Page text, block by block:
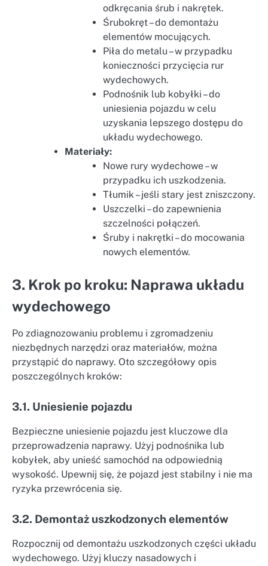
odkręcania śrub i nakrętek.
Śrubokręt – do demontażu
elementów mocujących.
Piła do metalu – w przypadku
konieczności przycięcia rur
wydechowych.
Podnośnik lub kobyłki – do
uniesienia pojazdu w celu
uzyskania lepszego dostępu do
układu wydechowego.
Materiały:
Nowe rury wydechowe – w
przypadku ich uszkodzenia.
Tłumik – jeśli stary jest zniszczony.
Uszczelki – do zapewnienia
szczelności połączeń.
Śruby i nakrętki – do mocowania
nowych elementów.
3. Krok po kroku: Naprawa układu
wydechowego
Po zdiagnozowaniu problemu i zgromadzeniu
niezbędnych narzędzi oraz materiałów, można
przystąpić do naprawy. Oto szczegółowy opis
poszczególnych kroków:
3.1. Uniesienie pojazdu
Bezpieczne uniesienie pojazdu jest kluczowe dla
przeprowadzenia naprawy. Użyj podnośnika lub
kobyłek, aby unieść samochód na odpowiednią
wysokość. Upewnij się, że pojazd jest stabilny i nie ma
ryzyka przewrócenia się.
3.2. Demontaż uszkodzonych elementów
Rozpocznij od demontażu uszkodzonych części układu
wydechowego. Użyj kluczy nasadowych i